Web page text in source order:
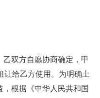
双方自愿协商确定，甲
让给乙方使用。为明确土
根据《中华人民共和国